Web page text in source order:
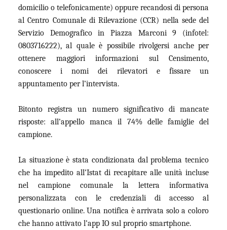
domicilio o telefonicamente) oppure recandosi di persona
al Centro Comunale di Rilevazione (CCR) nella sede del
Servizio Demografico in Piazza Marconi 9 (infotel:
0803716222), al quale è possibile rivolgersi anche per
ottenere maggiori informazioni sul Censimento,
conoscere i nomi dei rilevatori e fissare un
appuntamento per l’intervista.
Bitonto registra un numero significativo di mancate
risposte: all’appello manca il 74% delle famiglie del
campione.
La situazione è stata condizionata dal problema tecnico
che ha impedito all’Istat di recapitare alle unità incluse
nel campione comunale la lettera informativa
personalizzata con le credenziali di accesso al
questionario online. Una notifica è arrivata solo a coloro
che hanno attivato l’app IO sul proprio smartphone.